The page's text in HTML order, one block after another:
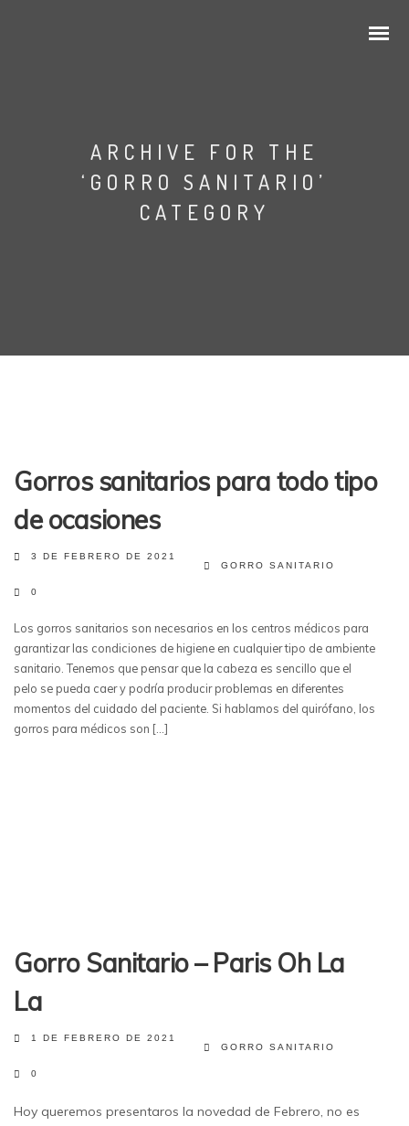
ARCHIVE FOR THE
‘GORRO SANITARIO’
CATEGORY
Gorros sanitarios para todo tipo
de ocasiones
3 DE FEBRERO DE 2021
GORRO SANITARIO
0
Los gorros sanitarios son necesarios en los centros médicos para
garantizar las condiciones de higiene en cualquier tipo de ambiente
sanitario. Tenemos que pensar que la cabeza es sencillo que el
pelo se pueda caer y podría producir problemas en diferentes
momentos del cuidado del paciente. Si hablamos del quirófano, los
gorros para médicos son […]
Gorro Sanitario – Paris Oh La
La
1 DE FEBRERO DE 2021
GORRO SANITARIO
0
Hoy queremos presentaros la novedad de Febrero, no es